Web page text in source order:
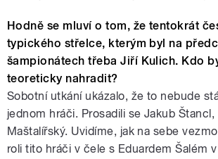
Hodně se mluví o tom, že tentokrát
typického střelce, kterým byl na
šampionátech třeba Jiří Kulich. Kdo
teoreticky nahradit?
Sobotní utkání ukázalo, že to nebude
jednom hráči. Prosadili se Jakub Štancl,
Maštalířský. Uvidíme, jak na sebe
roli tito hráči v čele s Eduardem Šalém